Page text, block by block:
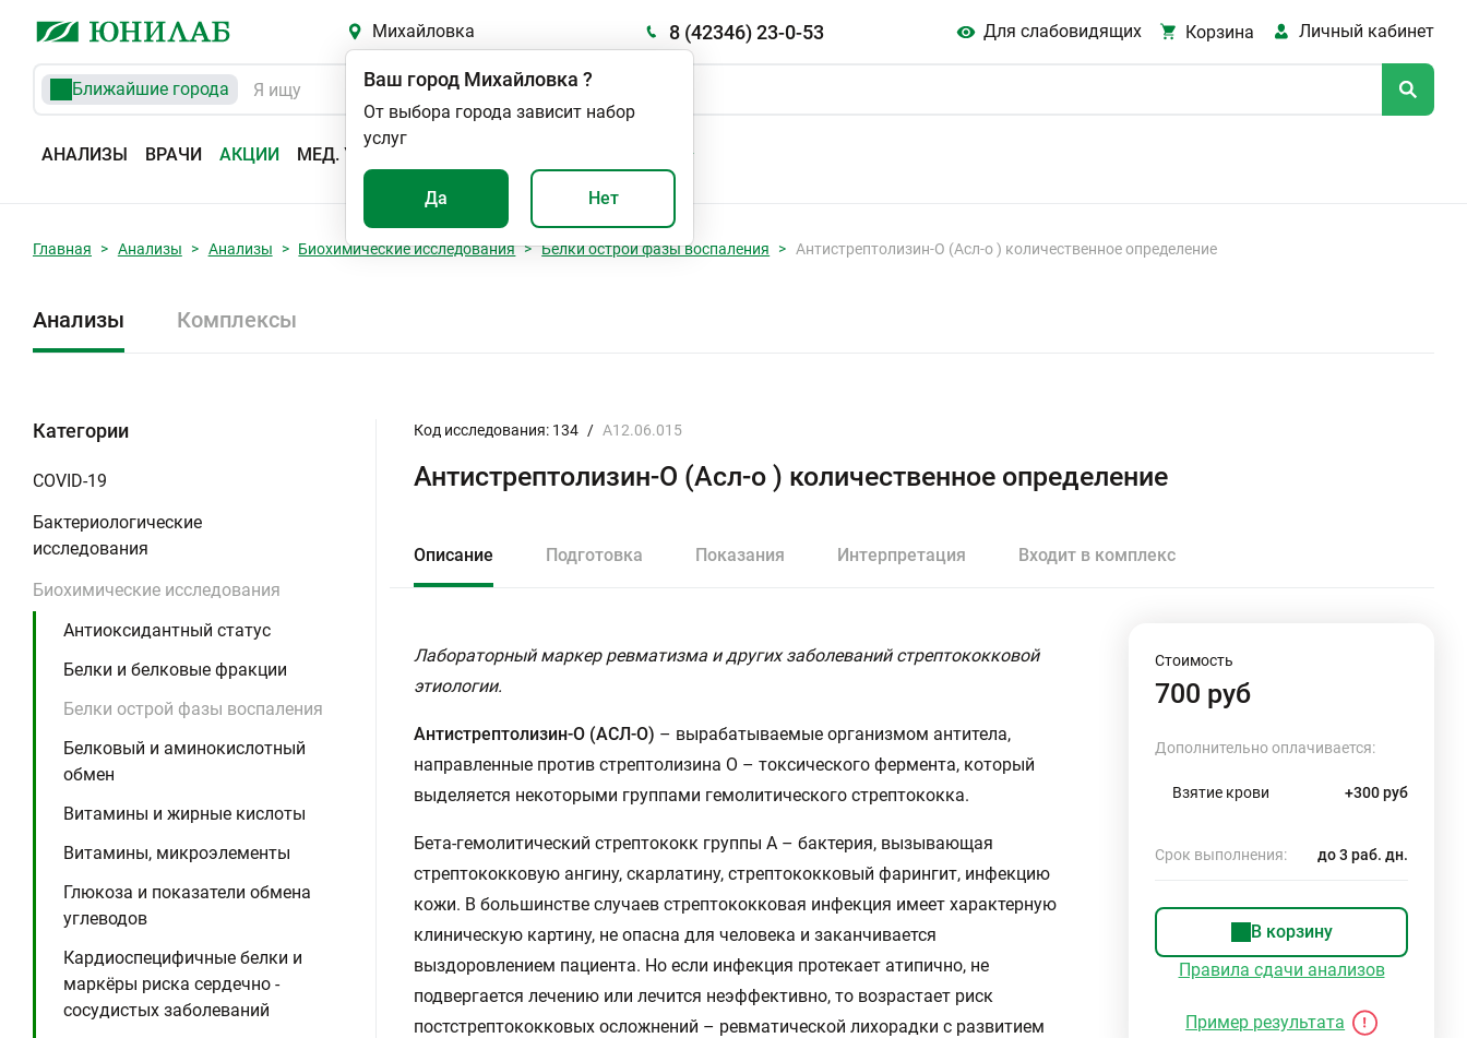
Михайловка 8 (42346) 23-0-53 Для слабовидящих Корзина Личный кабинет
Ближайшие города
АНАЛИЗЫ ВРАЧИ АКЦИИ МЕД. УСЛУГИ
Ваш город Михайловка ?
От выбора города зависит набор
услуг
Да Нет
Главная Анализы Анализы Биохимические исследования Белки острой фазы воспаления Антистрептолизин-О (Асл-о ) количественное определение
Анализы Комплексы
Категории
COVID-19
Бактериологические
исследования
Биохимические исследования
Антиоксидантный статус
Белки и белковые фракции
Белки острой фазы воспаления
Белковый и аминокислотный
обмен
Витамины и жирные кислоты
Витамины, микроэлементы
Глюкоза и показатели обмена
углеводов
Кардиоспецифичные белки и
маркёры риска сердечно -
сосудистых заболеваний
Код исследования: 134 / A12.06.015
Антистрептолизин-О (Асл-о ) количественное определение
Описание Подготовка Показания Интерпретация Входит в комплекс
Лабораторный маркер ревматизма и других заболеваний стрептококковой
этиологии.
Антистрептолизин-О (АСЛ-О) – вырабатываемые организмом антитела,
направленные против стрептолизина О – токсического фермента, который
выделяется некоторыми группами гемолитического стрептококка.
Бета-гемолитический стрептококк группы А – бактерия, вызывающая
стрептококковую ангину, скарлатину, стрептококковый фарингит, инфекцию
кожи. В большинстве случаев стрептококковая инфекция имеет характерную
клиническую картину, не опасна для человека и заканчивается
выздоровлением пациента. Но если инфекция протекает атипично, не
подвергается лечению или лечится неэффективно, то возрастает риск
постстрептококковых осложнений – ревматической лихорадки с развитием
Стоимость
700 руб
Дополнительно оплачивается:
Взятие крови +300 руб
Срок выполнения: до 3 раб. дн.
В корзину
Правила сдачи анализов
Пример результата